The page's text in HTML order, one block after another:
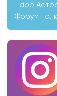
Таро
Форум